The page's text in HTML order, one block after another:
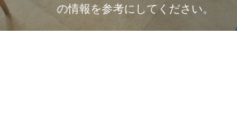
の情報を参考にしてください。